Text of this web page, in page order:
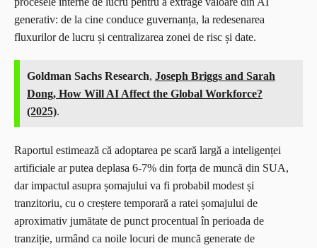
generativ: de la cine conduce guvernanța, la redesenarea
fluxurilor de lucru și centralizarea zonei de risc și date.
Goldman Sachs Research, Joseph Briggs and Sarah
Dong, How Will AI Affect the Global Workforce?
(2025).
Raportul estimează că adoptarea pe scară largă a inteligenței
artificiale ar putea deplasa 6-7% din forța de muncă din SUA,
dar impactul asupra șomajului va fi probabil modest și
tranzitoriu, cu o creștere temporară a ratei șomajului de
aproximativ jumătate de punct procentual în perioada de
tranziție, urmând ca noile locuri de muncă generate de